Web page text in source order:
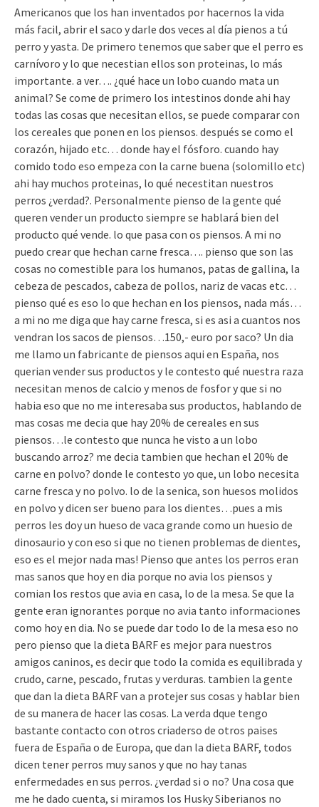
Americanos que los han inventados por hacernos la vida
más facil, abrir el saco y darle dos veces al día pienos a tú
perro y yasta. De primero tenemos que saber que el perro es
carnívoro y lo que necestian ellos son proteinas, lo más
importante. a ver…. ¿qué hace un lobo cuando mata un
animal? Se come de primero los intestinos donde ahi hay
todas las cosas que necesitan ellos, se puede comparar con
los cereales que ponen en los piensos. después se como el
corazón, hijado etc… donde hay el fósforo. cuando hay
comido todo eso empeza con la carne buena (solomillo etc)
ahi hay muchos proteinas, lo qué necestitan nuestros
perros ¿verdad?. Personalmente pienso de la gente qué
queren vender un producto siempre se hablará bien del
producto qué vende. lo que pasa con os piensos. A mi no
puedo crear que hechan carne fresca…. pienso que son las
cosas no comestible para los humanos, patas de gallina, la
cebeza de pescados, cabeza de pollos, nariz de vacas etc…
pienso qué es eso lo que hechan en los piensos, nada más…
a mi no me diga que hay carne fresca, si es asi a cuantos nos
vendran los sacos de piensos…150,- euro por saco? Un dia
me llamo un fabricante de piensos aqui en España, nos
querian vender sus productos y le contesto qué nuestra raza
necesitan menos de calcio y menos de fosfor y que si no
habia eso que no me interesaba sus productos, hablando de
mas cosas me decia que hay 20% de cereales en sus
piensos…le contesto que nunca he visto a un lobo
buscando arroz? me decia tambien que hechan el 20% de
carne en polvo? donde le contesto yo que, un lobo necesita
carne fresca y no polvo. lo de la senica, son huesos molidos
en polvo y dicen ser bueno para los dientes…pues a mis
perros les doy un hueso de vaca grande como un huesio de
dinosaurio y con eso si que no tienen problemas de dientes,
eso es el mejor nada mas! Pienso que antes los perros eran
mas sanos que hoy en dia porque no avia los piensos y
comian los restos que avia en casa, lo de la mesa. Se que la
gente eran ignorantes porque no avia tanto informaciones
como hoy en dia. No se puede dar todo lo de la mesa eso no
pero pienso que la dieta BARF es mejor para nuestros
amigos caninos, es decir que todo la comida es equilibrada y
crudo, carne, pescado, frutas y verduras. tambien la gente
que dan la dieta BARF van a protejer sus cosas y hablar bien
de su manera de hacer las cosas. La verda dque tengo
bastante contacto con otros criaderso de otros paises
fuera de España o de Europa, que dan la dieta BARF, todos
dicen tener perros muy sanos y que no hay tanas
enfermedades en sus perros. ¿verdad si o no? Una cosa que
me he dado cuenta, si miramos los Husky Siberianos no